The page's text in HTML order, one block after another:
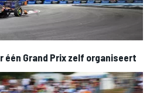
één Grand Prix zelf organiseert